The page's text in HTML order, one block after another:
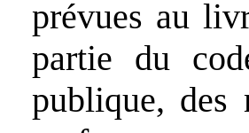
prévues au
partie du
publique, des